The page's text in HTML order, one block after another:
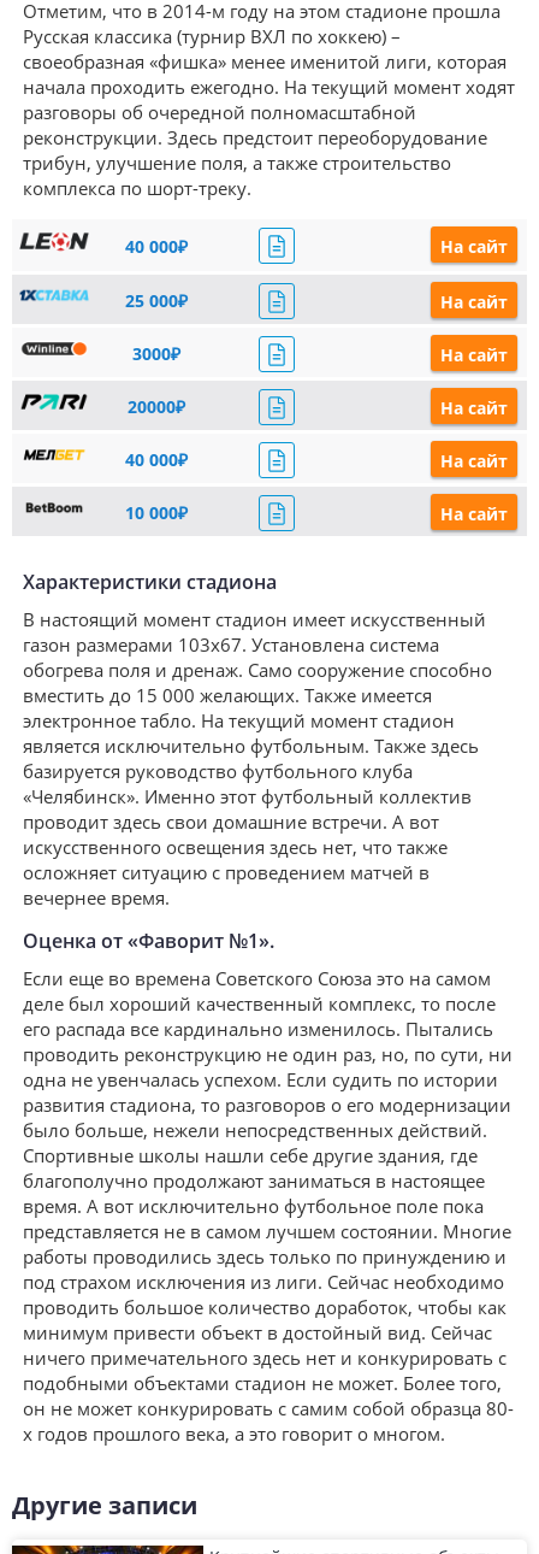
Отметим, что в 2014-м году на этом стадионе прошла
Русская классика (турнир ВХЛ по хоккею) –
своеобразная «фишка» менее именитой лиги, которая
начала проходить ежегодно. На текущий момент ходят
разговоры об очередной полномасштабной
реконструкции. Здесь предстоит переоборудование
трибун, улучшение поля, а также строительство
комплекса по шорт-треку.
40 000₽ На сайт
25 000₽ На сайт
3000₽ На сайт
20000₽ На сайт
40 000₽ На сайт
10 000₽ На сайт
Характеристики стадиона
В настоящий момент стадион имеет искусственный
газон размерами 103х67. Установлена система
обогрева поля и дренаж. Само сооружение способно
вместить до 15 000 желающих. Также имеется
электронное табло. На текущий момент стадион
является исключительно футбольным. Также здесь
базируется руководство футбольного клуба
«Челябинск». Именно этот футбольный коллектив
проводит здесь свои домашние встречи. А вот
искусственного освещения здесь нет, что также
осложняет ситуацию с проведением матчей в
вечернее время.
Оценка от «Фаворит №1».
Если еще во времена Советского Союза это на самом
деле был хороший качественный комплекс, то после
его распада все кардинально изменилось. Пытались
проводить реконструкцию не один раз, но, по сути, ни
одна не увенчалась успехом. Если судить по истории
развития стадиона, то разговоров о его модернизации
было больше, нежели непосредственных действий.
Спортивные школы нашли себе другие здания, где
благополучно продолжают заниматься в настоящее
время. А вот исключительно футбольное поле пока
представляется не в самом лучшем состоянии. Многие
работы проводились здесь только по принуждению и
под страхом исключения из лиги. Сейчас необходимо
проводить большое количество доработок, чтобы как
минимум привести объект в достойный вид. Сейчас
ничего примечательного здесь нет и конкурировать с
подобными объектами стадион не может. Более того,
он не может конкурировать с самим собой образца 80-
х годов прошлого века, а это говорит о многом.
Другие записи